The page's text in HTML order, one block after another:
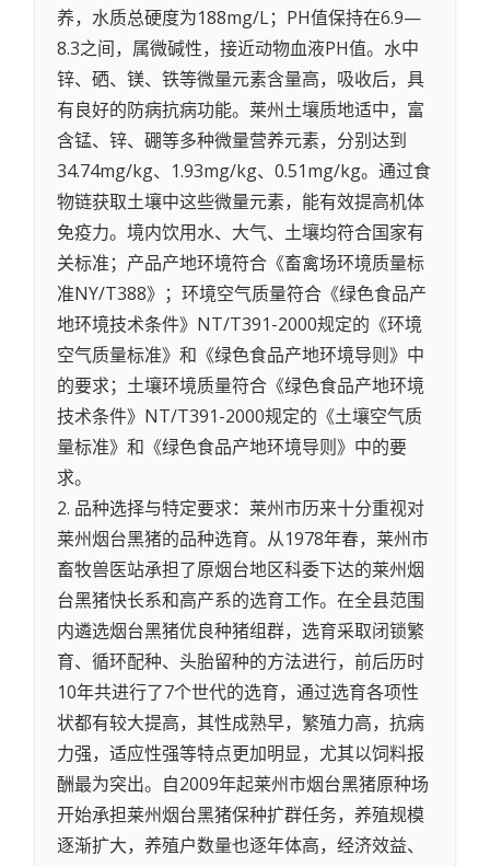
养，水质总硬度为188mg/L；PH值保持在6.9—
8.3之间，属微碱性，接近动物血液PH值。水中
锌、硒、镁、铁等微量元素含量高，吸收后，具
有良好的防病抗病功能。莱州土壤质地适中，富
含锰、锌、硼等多种微量营养元素，分别达到
34.74mg/kg、1.93mg/kg、0.51mg/kg。通过食
物链获取土壤中这些微量元素，能有效提高机体
免疫力。境内饮用水、大气、土壤均符合国家有
关标准；产品产地环境符合《畜禽场环境质量标
准NY/T388》；环境空气质量符合《绿色食品产
地环境技术条件》NT/T391-2000规定的《环境
空气质量标准》和《绿色食品产地环境导则》中
的要求；土壤环境质量符合《绿色食品产地环境
技术条件》NT/T391-2000规定的《土壤空气质
量标准》和《绿色食品产地环境导则》中的要
求。
2. 品种选择与特定要求：莱州市历来十分重视对
莱州烟台黑猪的品种选育。从1978年春，莱州市
畜牧兽医站承担了原烟台地区科委下达的莱州烟
台黑猪快长系和高产系的选育工作。在全县范围
内遴选烟台黑猪优良种猪组群，选育采取闭锁繁
育、循环配种、头胎留种的方法进行，前后历时
10年共进行了7个世代的选育，通过选育各项性
状都有较大提高，其性成熟早，繁殖力高，抗病
力强，适应性强等特点更加明显，尤其以饲料报
酬最为突出。自2009年起莱州市烟台黑猪原种场
开始承担莱州烟台黑猪保种扩群任务，养殖规模
逐渐扩大，养殖户数量也逐年体高，经济效益、